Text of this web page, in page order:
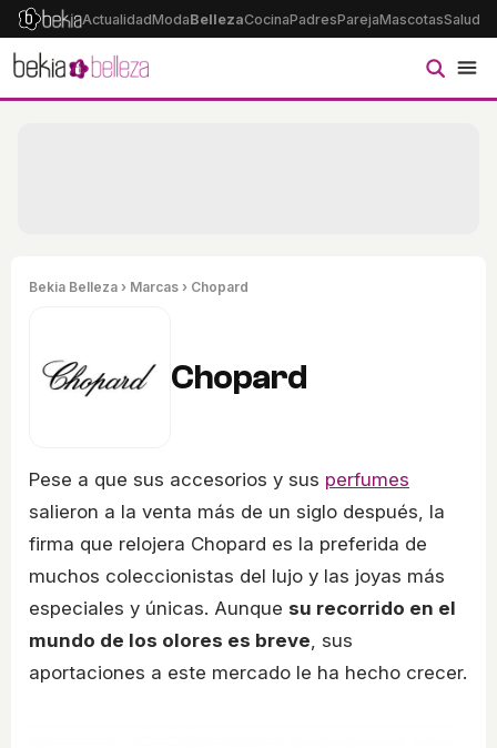
ActualidadModaBellezaCocinaPadresParejaMascotasSalud
Bekia Belleza › Marcas › Chopard
Chopard
Pese a que sus accesorios y sus perfumes
salieron a la venta más de un siglo después, la
firma que relojera Chopard es la preferida de
muchos coleccionistas del lujo y las joyas más
especiales y únicas. Aunque su recorrido en el
mundo de los olores es breve, sus
aportaciones a este mercado le ha hecho crecer.